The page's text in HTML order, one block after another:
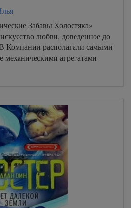
Забавы Холостяка»
любви, доведенное до
Компании располагали самыми
агрегатами